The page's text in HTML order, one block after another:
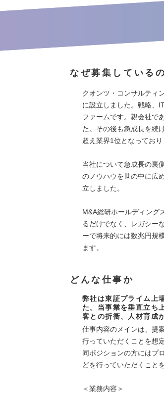
なぜ募集している
クオンツ・コンサルティ
に設立しました。戦略、
ファームです。親会社で
た。その後も急成長を続
超え業界1位となってお
当社について急成長の裏
のノウハウを世の中に広
立しました。
M&A総研ホールディング
るだけでなく、レガシー
ーで将来的には数兆円規
ます。
どんな仕事か
弊社は東証プライム上
た。当事業を垂直立ち
客との折衝、人材育成
仕事内容のメインは、提
行っていただくことを想
同ポジションの方にはプ
どを行っていただくこと
＜業務内容＞